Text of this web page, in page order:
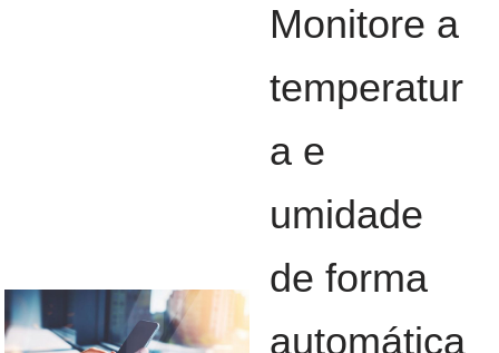
Monitore a
temperatur
a e
umidade
de forma
automática